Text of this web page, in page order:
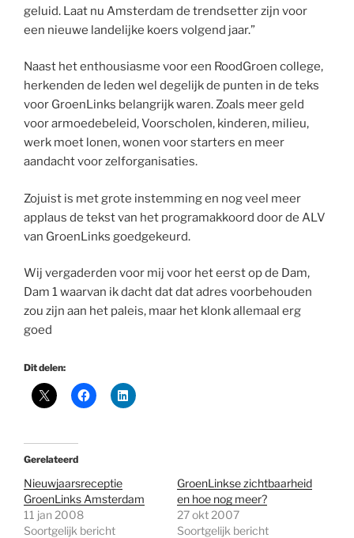
geluid. Laat nu Amsterdam de trendsetter zijn voor
een nieuwe landelijke koers volgend jaar.”
Naast het enthousiasme voor een RoodGroen college,
herkenden de leden wel degelijk de punten in de teks
voor GroenLinks belangrijk waren. Zoals meer geld
voor armoedebeleid, Voorscholen, kinderen, milieu,
werk moet lonen, wonen voor starters en meer
aandacht voor zelforganisaties.
Zojuist is met grote instemming en nog veel meer
applaus de tekst van het programakkoord door de ALV
van GroenLinks goedgekeurd.
Wij vergaderden voor mij voor het eerst op de Dam,
Dam 1 waarvan ik dacht dat dat adres voorbehouden
zou zijn aan het paleis, maar het klonk allemaal erg
goed
Dit delen:
Gerelateerd
Nieuwjaarsreceptie
GroenLinks Amsterdam
11 jan 2008
Soortgelijk bericht
GroenLinkse zichtbaarheid
en hoe nog meer?
27 okt 2007
Soortgelijk bericht